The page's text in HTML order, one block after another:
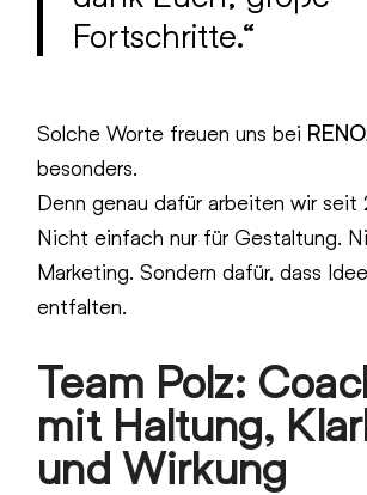
Fortschritte.“
Solche Worte freuen uns bei RENO
besonders.
Denn genau dafür arbeiten wir seit
Nicht einfach nur für Gestaltung.
Marketing. Sondern dafür, dass
entfalten.
Team Polz:
mit Haltung,
und Wirkung